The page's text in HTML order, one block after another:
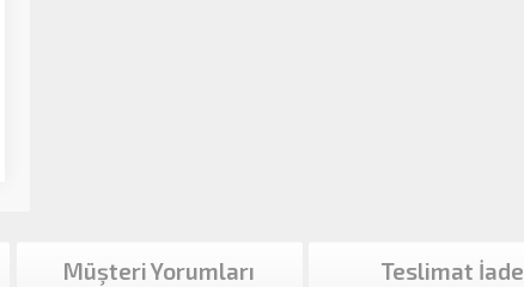
Müşteri Yorumları Teslimat İade